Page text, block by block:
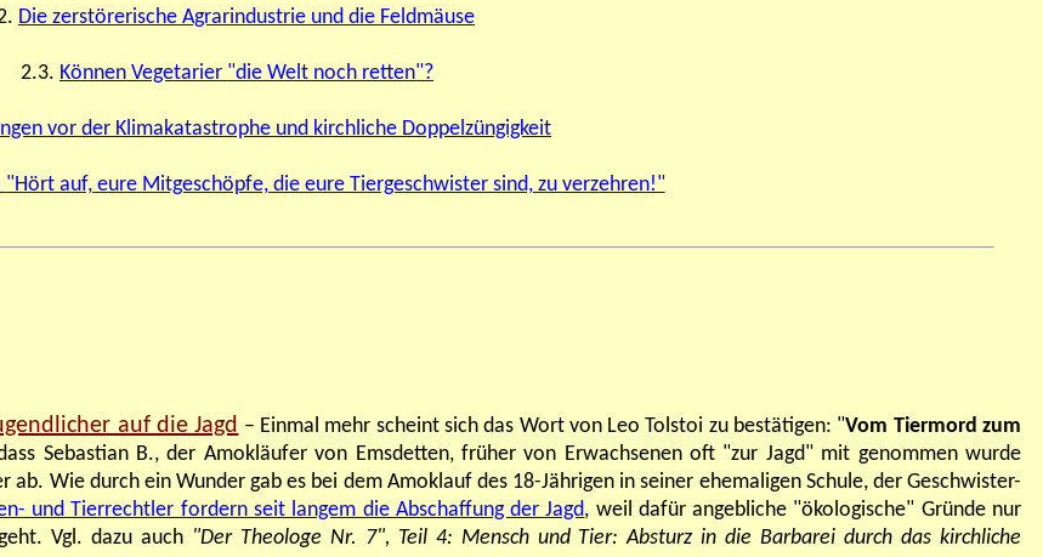
Die zerstörerische Agrarindustrie und die Feldmäuse
2.3. Können Vegetarier "die Welt noch retten"?
vor der Klimakatastrophe und kirchliche Doppelzüngigkeit
"Hört auf, eure Mitgeschöpfe, die eure Tiergeschwister sind, zu verzehren!"
auf die Jagd – Einmal mehr scheint sich das Wort von Leo Tolstoi zu bestätigen: "Vom Tiermord zum
Sebastian B., der Amokläufer von Emsdetten, früher von Erwachsenen oft "zur Jagd" mit genommen wurde
Wie durch ein Wunder gab es bei dem Amoklauf des 18-Jährigen in seiner ehemaligen Schule, der Geschwister-
und Tierrechtler fordern seit langem die Abschaffung der Jagd, weil dafür angebliche "ökologische" Gründe nur
Vgl. dazu auch "Der Theologe Nr. 7", Teil 4: Mensch und Tier: Absturz in die Barbarei durch das kirchliche